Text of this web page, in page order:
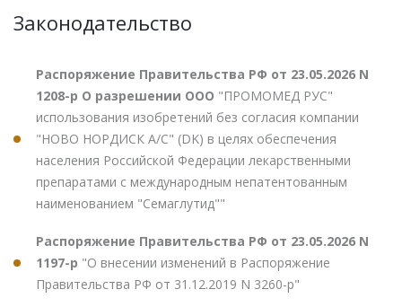
Законодательство
Распоряжение Правительства РФ от 23.05.2026 N
1208-р О разрешении ООО "ПРОМОМЕД РУС"
использования изобретений без согласия компании
"НОВО НОРДИСК А/С" (DK) в целях обеспечения
населения Российской Федерации лекарственными
препаратами с международным непатентованным
наименованием "Семаглутид""
Распоряжение Правительства РФ от 23.05.2026 N
1197-р "О внесении изменений в Распоряжение
Правительства РФ от 31.12.2019 N 3260-р"